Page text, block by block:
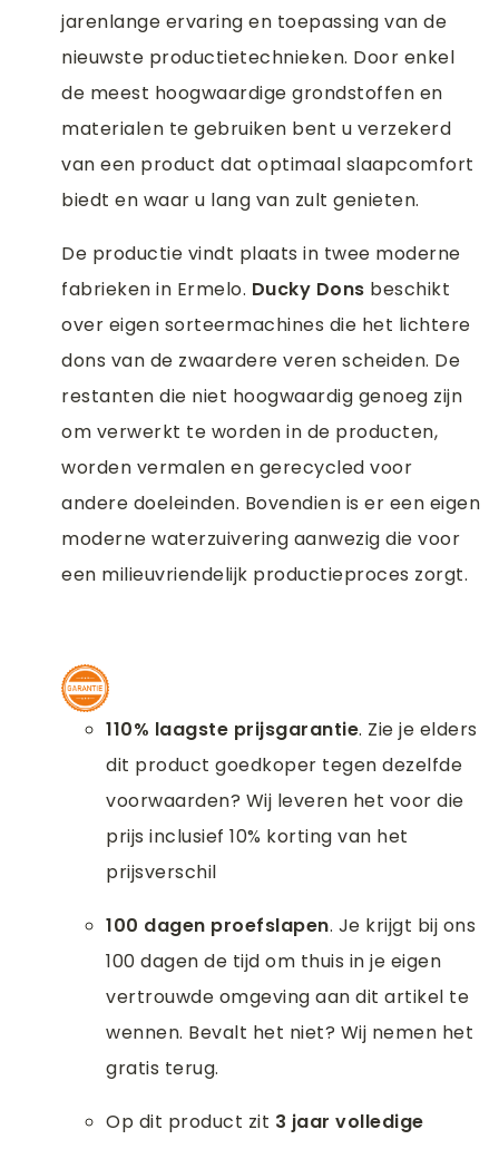
jarenlange ervaring en toepassing van de
nieuwste productietechnieken. Door enkel
de meest hoogwaardige grondstoffen en
materialen te gebruiken bent u verzekerd
van een product dat optimaal slaapcomfort
biedt en waar u lang van zult genieten.
De productie vindt plaats in twee moderne
fabrieken in Ermelo. Ducky Dons beschikt
over eigen sorteermachines die het lichtere
dons van de zwaardere veren scheiden. De
restanten die niet hoogwaardig genoeg zijn
om verwerkt te worden in de producten,
worden vermalen en gerecycled voor
andere doeleinden. Bovendien is er een eigen
moderne waterzuivering aanwezig die voor
een milieuvriendelijk productieproces zorgt.
110% laagste prijsgarantie. Zie je elders
dit product goedkoper tegen dezelfde
voorwaarden? Wij leveren het voor die
prijs inclusief 10% korting van het
prijsverschil
100 dagen proefslapen. Je krijgt bij ons
100 dagen de tijd om thuis in je eigen
vertrouwde omgeving aan dit artikel te
wennen. Bevalt het niet? Wij nemen het
gratis terug.
Op dit product zit 3 jaar volledige